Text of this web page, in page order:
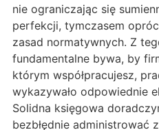
nie ograniczając się
perfekcji, tymczasem
zasad normatywnych. Z
fundamentalne bywa, by
którym współpracujesz,
wykazywało odpowiednie
Solidna księgowa
bezbłędnie administrować